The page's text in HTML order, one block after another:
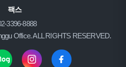
팩스
3396-8888
Office. ALL RIGHTS RESERVED.